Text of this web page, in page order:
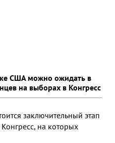
США можно ожидать в
на выборах в Конгресс
заключительный этап
на которых